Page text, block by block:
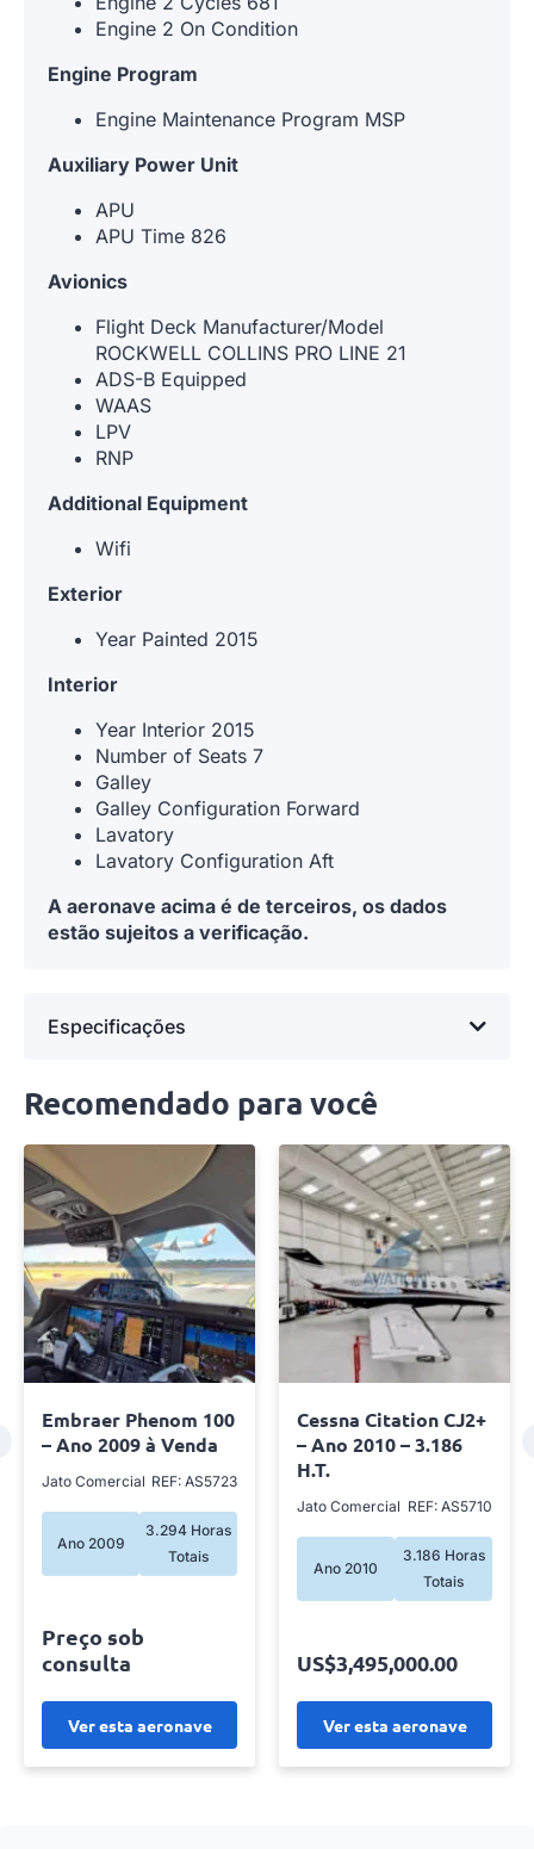
Engine 2 On Condition
Engine Program
Engine Maintenance Program MSP
Auxiliary Power Unit
APU
APU Time 826
Avionics
Flight Deck Manufacturer/Model
ROCKWELL COLLINS PRO LINE 21
ADS-B Equipped
WAAS
LPV
RNP
Additional Equipment
Wifi
Exterior
Year Painted 2015
Interior
Year Interior 2015
Number of Seats 7
Galley
Galley Configuration Forward
Lavatory
Lavatory Configuration Aft
A aeronave acima é de terceiros, os dados
estão sujeitos a verificação.
Especificações
Recomendado para você
Cessna Citation CJ2+
– Ano 2010 – 3.186
3.186 Horas
Totais
Ver esta aeronave
US$3,495,000.00
Cessna Citation M2 –
Ano 2016 a venda
Jato Comercial
Ano 2016
Totais
Ver esta aeronave
consulta